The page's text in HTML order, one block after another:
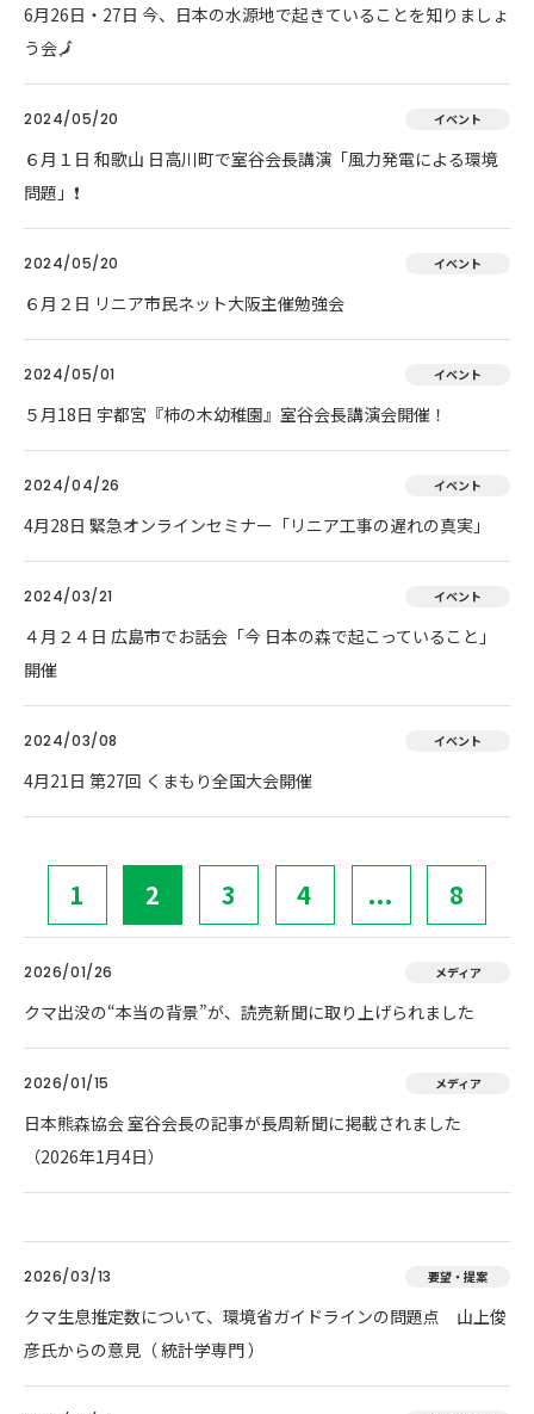
6月26日・27日 今、日本の水源地で起きていることを知りましょ
う会🗾
2024/05/20 イベント
６月１日 和歌山 日高川町で室谷会長講演「風力発電による環境
問題」❗
2024/05/20 イベント
６月２日 リニア市民ネット大阪主催勉強会
2024/05/01 イベント
５月18日 宇都宮『柿の木幼稚園』室谷会長講演会開催！
2024/04/26 イベント
4月28日 緊急オンラインセミナー「リニア工事の遅れの真実」
2024/03/21 イベント
４月２４日 広島市でお話会「今 日本の森で起こっていること」
開催
2024/03/08 イベント
4月21日 第27回 くまもり全国大会開催
1 2 3 4 ... 8
2026/01/26 メディア
クマ出没の“本当の背景”が、読売新聞に取り上げられました
2026/01/15 メディア
日本熊森協会 室谷会長の記事が長周新聞に掲載されました
（2026年1月4日）
2026/03/13 要望・提案
クマ生息推定数について、環境省ガイドラインの問題点 山上俊
彦氏からの意見（ 統計学専門 ）